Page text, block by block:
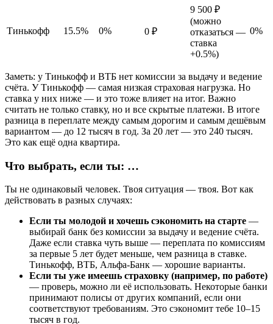
Тинькофф 15.5% 0% 0 ₽
9 500 ₽
(можно
отказаться —
ставка
+0.5%)
0%
Заметь: у Тинькофф и ВТБ нет комиссии за выдачу и ведение
счёта. У Тинькофф — самая низкая страховая нагрузка. Но
ставка у них ниже — и это тоже влияет на итог. Важно
считать не только ставку, но и все скрытые платежи. В итоге
разница в переплате между самым дорогим и самым дешёвым
вариантом — до 12 тысяч в год. За 20 лет — это 240 тысяч.
Это как ещё одна квартира.
Что выбрать, если ты: …
Ты не одинаковый человек. Твоя ситуация — твоя. Вот как
действовать в разных случаях:
Если ты молодой и хочешь сэкономить на старте —
выбирай банк без комиссии за выдачу и ведение счёта.
Даже если ставка чуть выше — переплата по комиссиям
за первые 5 лет будет меньше, чем разница в ставке.
Тинькофф, ВТБ, Альфа-Банк — хорошие варианты.
Если ты уже имеешь страховку (например, по работе)
— проверь, можно ли её использовать. Некоторые банки
принимают полисы от других компаний, если они
соответствуют требованиям. Это сэкономит тебе 10–15
тысяч в год.